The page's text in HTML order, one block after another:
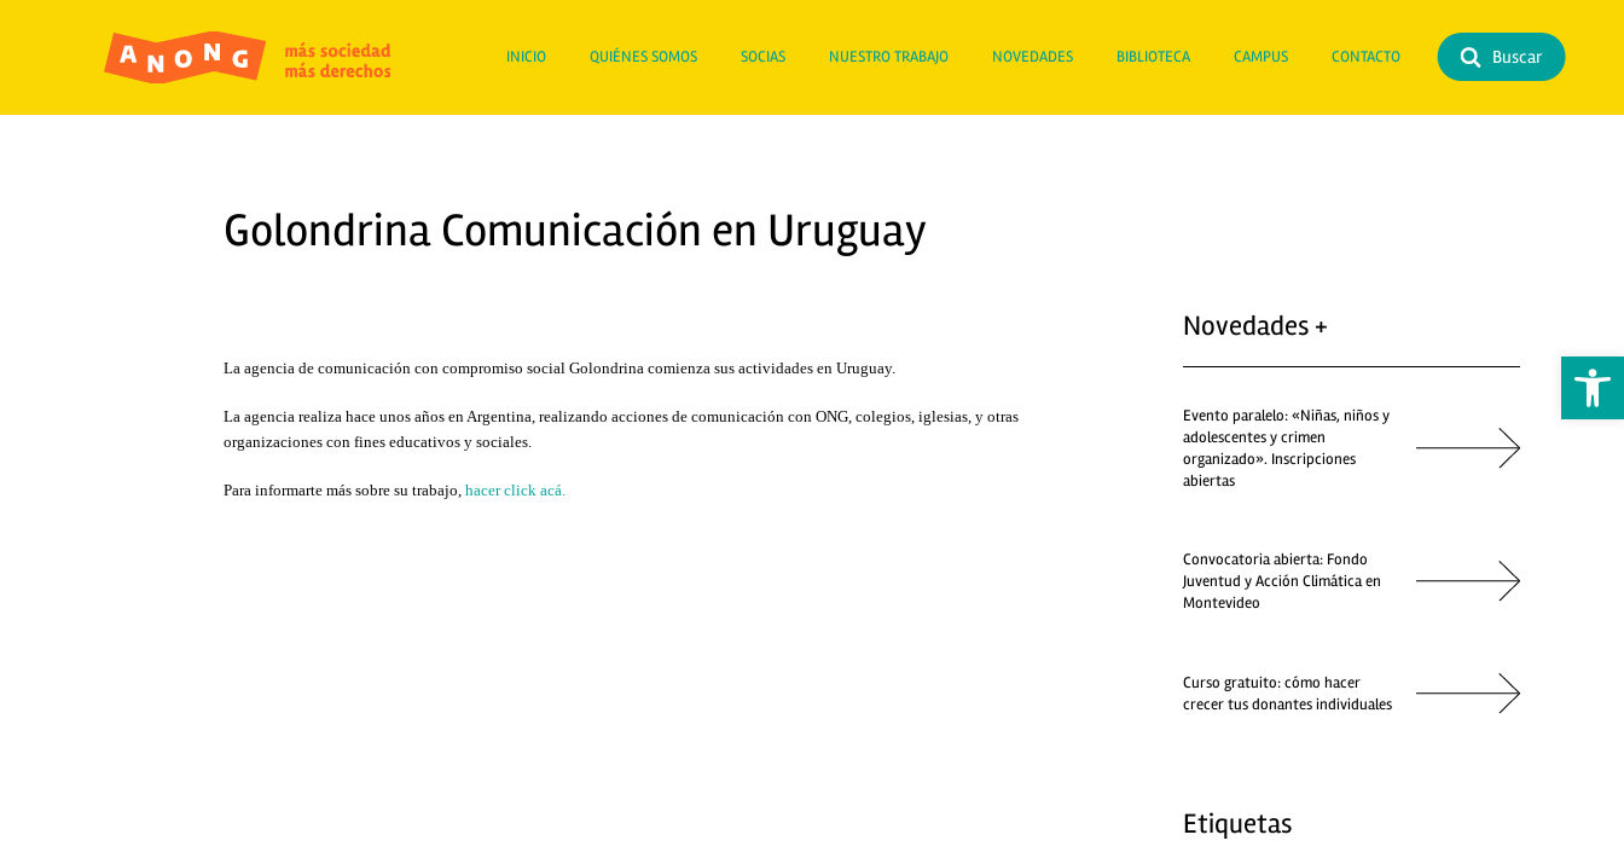
Abrir
INICIO QUIÉNES SOMOS SOCIAS NUESTRO TRABAJO NOVEDADES BIBLIOTECA CAMPUS CONTACTO Buscar
Golondrina Comunicación en Uruguay
La agencia de comunicación con compromiso social Golondrina comienza sus actividades en Uruguay.
La agencia realiza hace unos años en Argentina, realizando acciones de comunicación con ONG, colegios, iglesias, y otras
organizaciones con fines educativos y sociales.
Para informarte más sobre su trabajo, hacer click acá.
Novedades +
Evento paralelo: «Niñas, niños y
adolescentes y crimen
organizado». Inscripciones
abiertas
Convocatoria abierta: Fondo
Juventud y Acción Climática en
Montevideo
Curso gratuito: cómo hacer
crecer tus donantes individuales
Etiquetas